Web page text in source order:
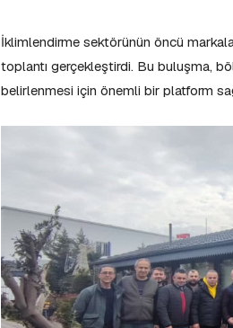
İklimlendirme sektörünün öncü
toplantı gerçekleştirdi. Bu buluşma,
belirlenmesi için önemli bir platform